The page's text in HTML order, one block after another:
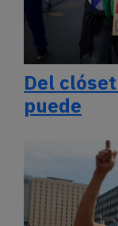
Del
puede